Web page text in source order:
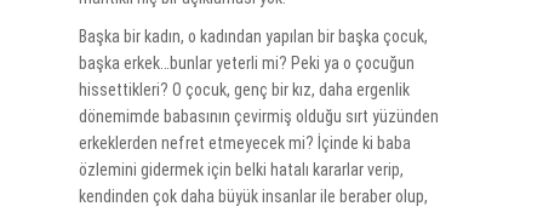
Başka bir kadın, o kadından yapılan bir başka çocuk,
başka erkek…bunlar yeterli mi? Peki ya o çocuğun
hissettikleri? O çocuk, genç bir kız, daha ergenlik
dönemimde babasının çevirmiş olduğu sırt yüzünden
erkeklerden nefret etmeyecek mi? İçinde ki baba
özlemini gidermek için belki hatalı kararlar verip,
kendinden çok daha büyük insanlar ile beraber olup,